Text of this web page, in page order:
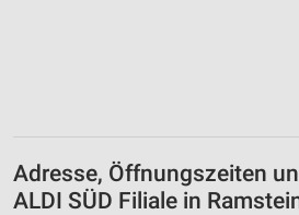
Adresse, Öffnungszeiten
ALDI SÜD Filiale in